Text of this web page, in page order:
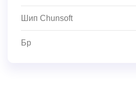
Шип Chunsoft
Бр